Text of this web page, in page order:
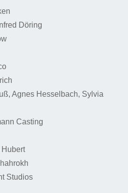
Döring
Agnes Hesselbach, Sylvia
Casting
Studios